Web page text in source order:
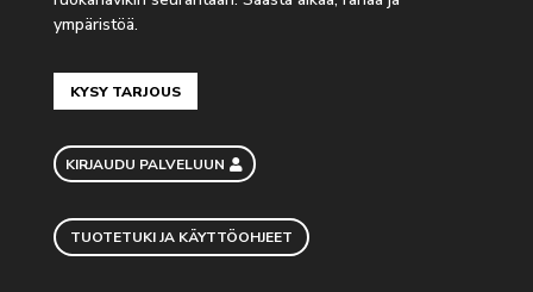
ympäristöä.
KYSY TARJOUS
KIRJAUDU PALVELUUN
TUOTETUKI JA KÄYTTÖOHJEET